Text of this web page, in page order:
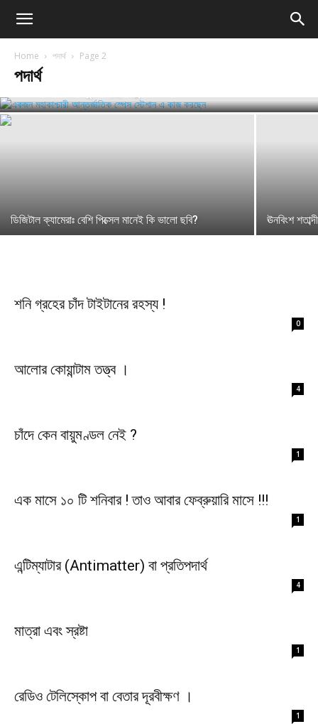
Home পদার্থ Page 2
পদার্থ
ডিজিটাল ক্যামেরাঃ বেশি পিক্সেল মানেই কি ভালো ছবি? ঊনবিংশ
শনি গ্রহের চাঁদ টাইটানের রহস্য !
0
আলোর কোয়ান্টাম তত্ত্ব ।
4
চাঁদে কেন বায়ুমণ্ডল নেই ?
1
এক মাসে ১০ টি শনিবার ! তাও আবার ফেব্রুয়ারি মাসে !!!
1
এন্টিম্যাটার (Antimatter) বা প্রতিপদার্থ
4
মাত্রা এবং স্রষ্টা
1
রেডিও টেলিস্কোপ বা বেতার দূরবীক্ষণ ।
1